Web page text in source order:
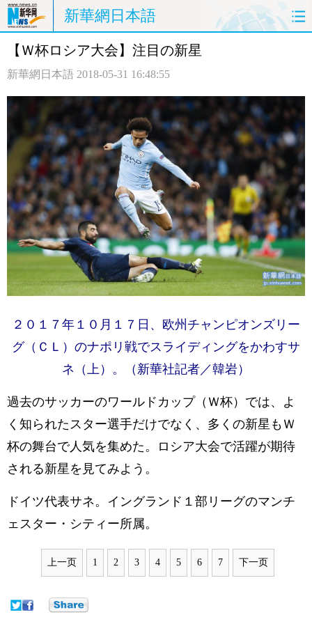
新華網日本語
ホームページ 政治
観光 評論 写真
中日対訳
【Ｗ杯ロシア大会】注目の新星
新華網日本語 2018-05-31 16:48:55
２０１７年１０月１７日、欧州チャンピオンズリー
グ（ＣＬ）のナポリ戦でスライディングをかわすサ
ネ（上）。（新華社記者／韓岩）
過去のサッカーのワールドカップ（Ｗ杯）では、よ
く知られたスター選手だけでなく、多くの新星もＷ
杯の舞台で人気を集めた。ロシア大会で活躍が期待
される新星を見てみよう。
ドイツ代表サネ。イングランド１部リーグのマンチ
ェスター・シティー所属。
上一页 1 2 3 4 5 6 7 下一页